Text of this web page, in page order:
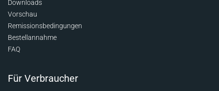
Downloads
Vorschau
Remissionsbedingungen
Bestellannahme
FAQ
Für Verbraucher